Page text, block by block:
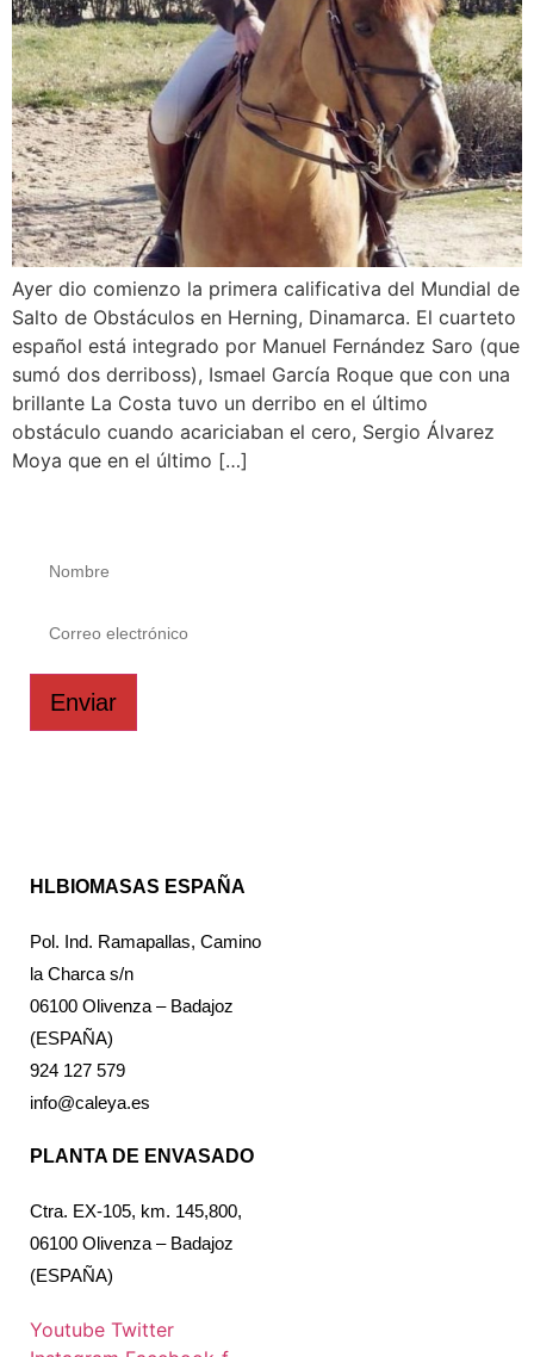
Ayer dio comienzo la primera calificativa del Mundial de
Salto de Obstáculos en Herning, Dinamarca. El cuarteto
español está integrado por Manuel Fernández Saro (que
sumó dos derriboss), Ismael García Roque que con una
brillante La Costa tuvo un derribo en el último
obstáculo cuando acariciaban el cero, Sergio Álvarez
Moya que en el último […]
Enviar
HLBIOMASAS ESPAÑA
Pol. Ind. Ramapallas, Camino
la Charca s/n
06100 Olivenza – Badajoz
(ESPAÑA)
924 127 579
info@caleya.es
PLANTA DE ENVASADO
Ctra. EX-105, km. 145,800,
06100 Olivenza – Badajoz
(ESPAÑA)
Youtube Twitter